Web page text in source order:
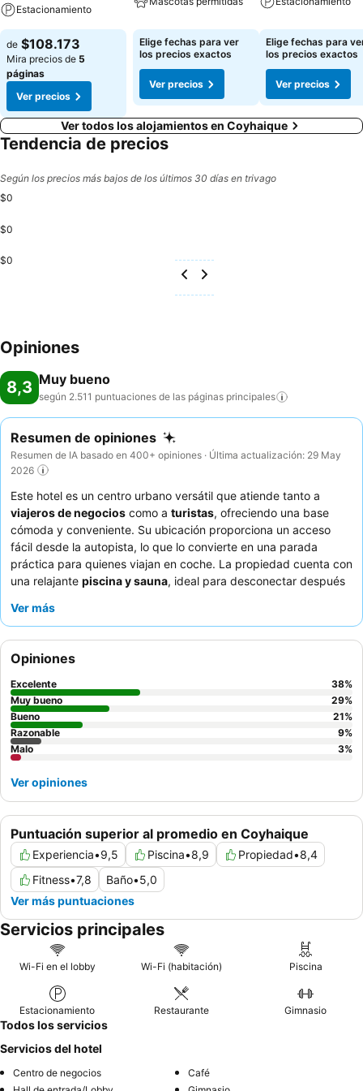
Estacionamiento
de $108.173
Mira precios de 5
páginas
Ver precios
Elige fechas para ver
los precios exactos
Ver precios
Elige fechas para
los precios exactos
Ver precios
Ver todos los alojamientos en Coyhaique
Tendencia de precios
Según los precios más bajos de los últimos 30 días en trivago
$0
$0
$0
Opiniones
8,3 Muy bueno
según 2.511 puntuaciones de las páginas principales
Resumen de opiniones
Resumen de IA basado en 400+ opiniones · Última actualización: 29 May
2026
Este hotel es un centro urbano versátil que atiende tanto a
viajeros de negocios como a turistas, ofreciendo una base
cómoda y conveniente. Su ubicación proporciona un acceso
fácil desde la autopista, lo que lo convierte en una parada
práctica para quienes viajan en coche. La propiedad cuenta con
una relajante piscina y sauna, ideal para desconectar después
constantemente al atento y profesional
destacando especialmente el ceviche. Para una experiencia
verdaderamente tranquila, considere solicitar una habitación
que no dé a la intersección principal.
Ver más
Puntuación superior al promedio en Coyhaique
Experiencia•9,5 Piscina•8,9 Propiedad•8,4
Fitness•7,8 Baño•5,0
Ver más puntuaciones
Opiniones
Excelente 38%
Muy bueno
29%
Bueno
21%
Razonable
9%
Malo
3%
Ver opiniones
Servicios principales
Wi-Fi en el lobby Wi-Fi (habitación) Piscina
Estacionamiento Restaurante Gimnasio
Todos los servicios
Servicios del hotel
Centro de negocios
Café